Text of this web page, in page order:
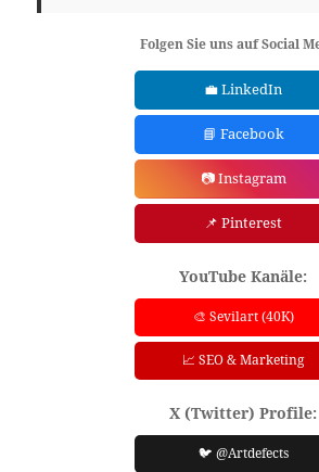
Folgen Sie uns auf Social
💼 LinkedIn
📘 Facebook
📷 Instagram
📌 Pinterest
YouTube Kanäle:
🎨 Sevilart (40K)
📈 SEO & Marketing
X (Twitter) Profile:
🐦 @Artdefects